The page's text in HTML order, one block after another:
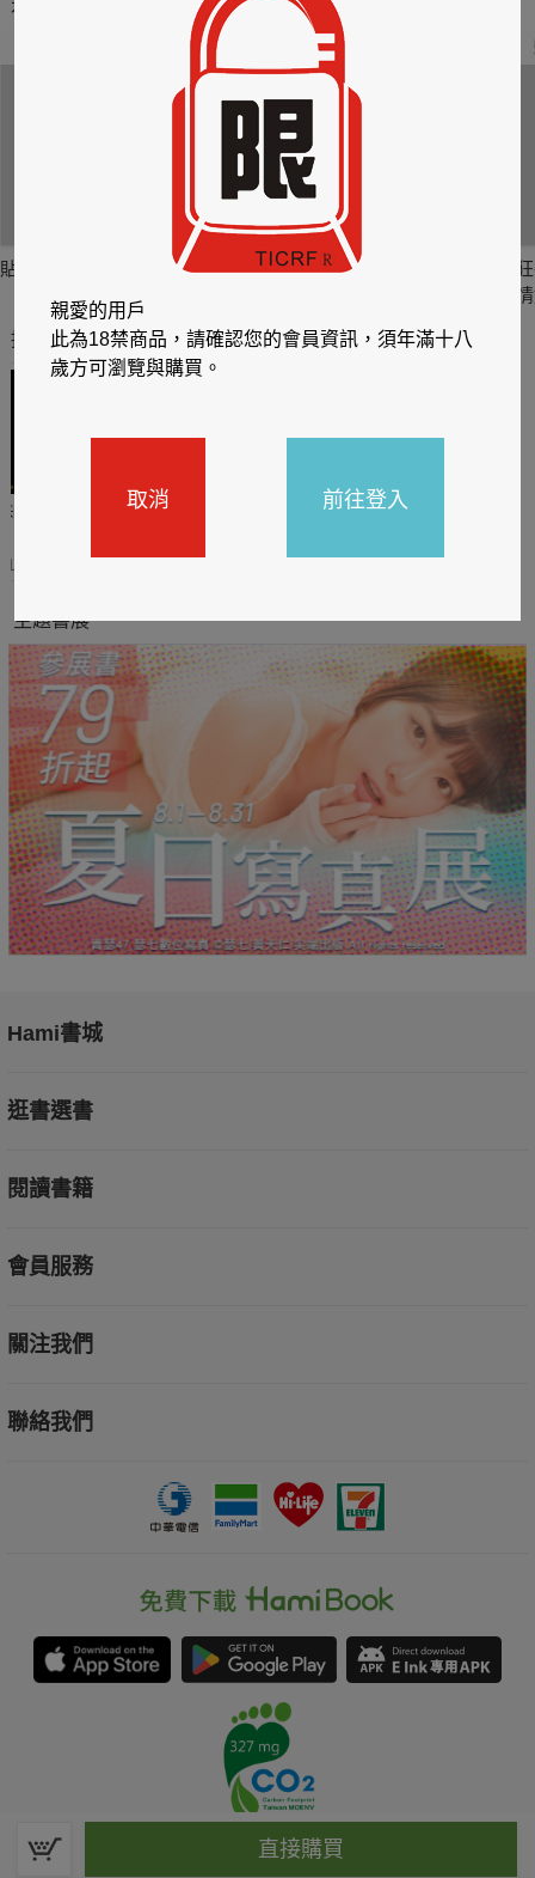
本類暢銷榜
貼身剪裁II：如癮
3
貼心情婦～魅惑之
情竊竹心～魅惑之
推薦你買好東西
閱讀有禮，TCL平板送觸
TCL數位筆記本送月讀包1
直接購買
親愛的用戶
此為18禁商品，請確認您的會員資訊，須年滿十八
歲方可瀏覽與購買。
取消 前往登入
主題書展
Hami書城
逛書選書
閱讀書籍
會員服務
關注我們
聯絡我們